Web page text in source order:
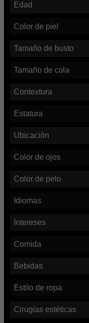
Edad
Color de piel
Tamaño de busto
Tamaño de cola
Contextura
Estatura
Ubicación
Color de ojos
Color de pelo
Idiomas
Intereses
Comida
Bebidas
Estilo de ropa
Cirugías estéticas